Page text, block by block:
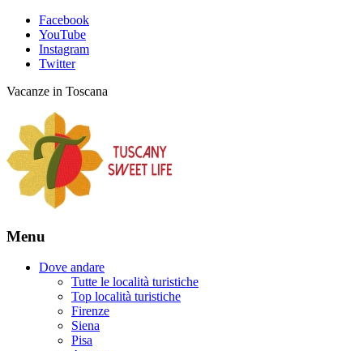
Facebook
YouTube
Instagram
Twitter
Vacanze in Toscana
Menu
Dove andare
Tutte le località turistiche
Top località turistiche
Firenze
Siena
Pisa